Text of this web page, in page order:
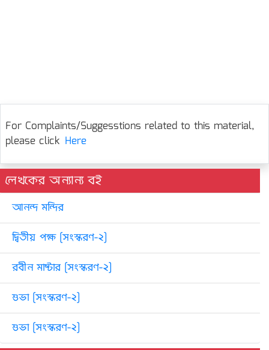
For Complaints/Suggesstions related to this material,
please click Here
লেখকের অন্যান্য বই
আনন্দ মন্দির
দ্বিতীয় পক্ষ [সংস্করণ-২]
রবীন মাষ্টার [সংস্করণ-২]
শুভা [সংস্করণ-২]
শুভা [সংস্করণ-২]